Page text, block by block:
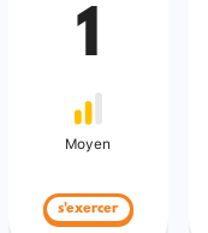
1
Moyen
s'exercer